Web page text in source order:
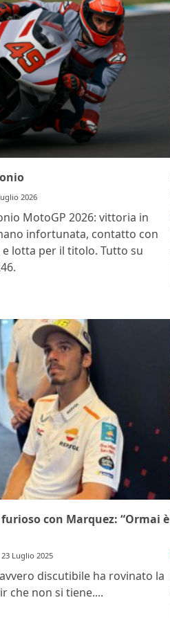
2026
MotoGP 2026: vittoria in
infortunata, contatto con
e lotta per il titolo. Tutto su
con Marquez: “Ormai è
23 Luglio 2025
discutibile ha rovinato la
che non si tiene....